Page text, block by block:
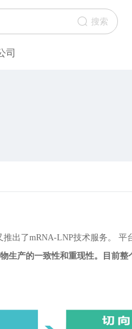
搜索
司
出了mRNA-LNP技术服务。 平
生产的一致性和重现性。目前整